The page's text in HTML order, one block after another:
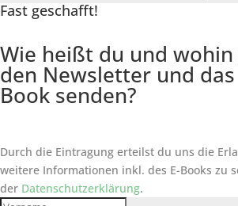
Fast geschafft!
Wie heißt du und
den Newsletter und das
Book senden?
Durch die Eintragung erteilst du uns die
weitere Informationen inkl. des E-Books zu
der Datenschutzerklärung.